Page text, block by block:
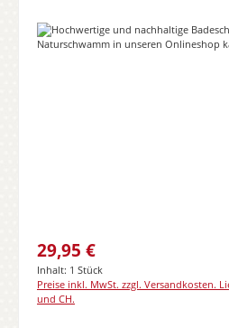
Bildergalerie überspringen
Regulärer Preis:
29,95 €
Inhalt: 1 Stück
Preise inkl. MwSt. zzgl. Versandkosten.
und CH.